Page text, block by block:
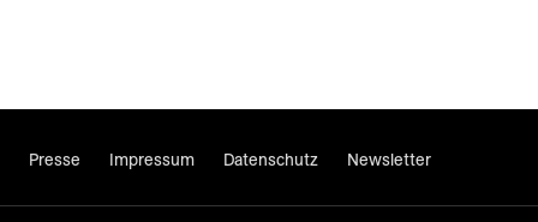
Presse Impressum Datenschutz Newsletter